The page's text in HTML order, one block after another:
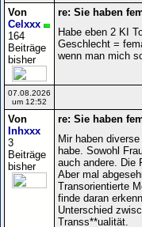
Von
Celxxx
164
Beiträge
bisher
re: Sie haben
Habe eben 2 KI
Geschlecht =
wenn man mich
07.08.2026
um 12:52
Von
Inhxxx
3
Beiträge
bisher
re: Sie haben
Mir haben
habe. Sowohl
auch andere. Die
Aber mal
Transorientierte
finde daran
Unterschied
Transs**ualität.